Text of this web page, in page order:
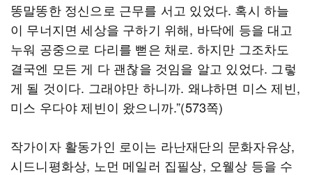
똥말똥한 정신으로 근무를 서고 있었다. 혹시 하늘
이 무너지면 세상을 구하기 위해, 바닥에 등을 대고
누워 공중으로 다리를 뻗은 채로. 하지만 그조차도
결국엔 모든 게 다 괜찮을 것임을 알고 있었다. 그렇
게 될 것이다. 그래야만 하니까. 왜냐하면 미스 제빈,
미스 우다야 제빈이 왔으니까.”(573쪽)
작가이자 활동가인 로이는 라난재단의 문화자유상,
시드니평화상, 노먼 메일러 집필상, 오웰상 등을 수